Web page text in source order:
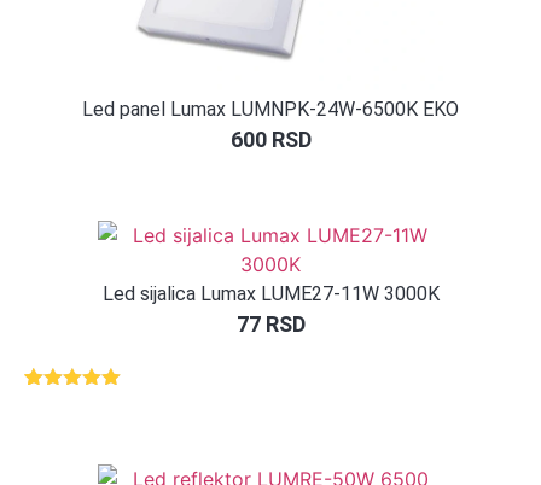
Led panel Lumax LUMNPK-24W-6500K EKO
600 RSD
Led sijalica Lumax LUME27-11W 3000K
77 RSD